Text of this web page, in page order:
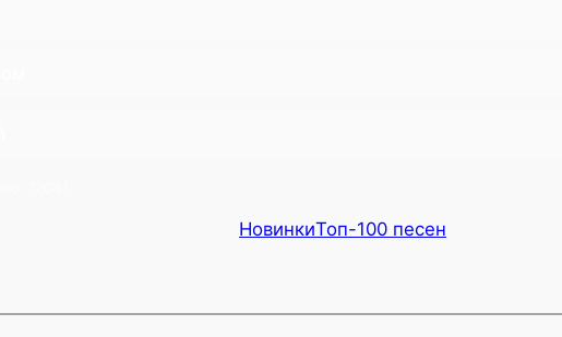
НовинкиТоп-100 песен